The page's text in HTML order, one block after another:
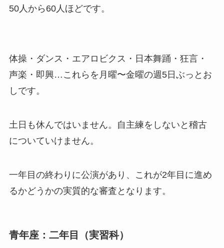
50人から60人ほどです。
体操・ダンス・エアロビクス・日本舞踊・狂言・
声楽・即興…これらを月曜〜金曜の週5日ぶっとお
しです。
土日も休んではいません。自主練をしないと稽古
についていけません。
一年目の終わりに公演があり、これが2年目に進め
るかどうかの実質的な審査となります。
青年座：二年目（実習科）